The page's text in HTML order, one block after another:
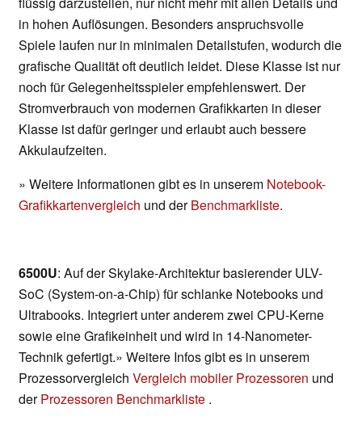
in hohen Auflösungen. Besonders anspruchsvolle
Spiele laufen nur in minimalen Detailstufen, wodurch die
grafische Qualität oft deutlich leidet. Diese Klasse ist nur
noch für Gelegenheitsspieler empfehlenswert. Der
Stromverbrauch von modernen Grafikkarten in dieser
Klasse ist dafür geringer und erlaubt auch bessere
Akkulaufzeiten.
» Weitere Informationen gibt es in unserem Notebook-
Grafikkartenvergleich und derBenchmarkliste.
6500U: Auf der Skylake-Architektur basierender ULV-
SoC (System-on-a-Chip) für schlanke Notebooks und
Ultrabooks. Integriert unter anderem zwei CPU-Kerne
sowie eine Grafikeinheit und wird in 14-Nanometer-
Technik gefertigt.» Weitere Infos gibt es in unserem
Prozessorvergleich Vergleich mobiler Prozessoren und
derProzessoren Benchmarkliste .